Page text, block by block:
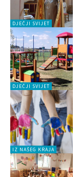
DJEČJI SVIJET
DJEČJI SVIJET
IZ NAŠEG KRAJA